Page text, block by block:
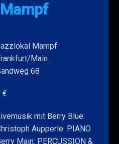
Mampf
Main
68
€
mit Berry Blue:
Aupperle: PIANO
Main: PERCUSSION &